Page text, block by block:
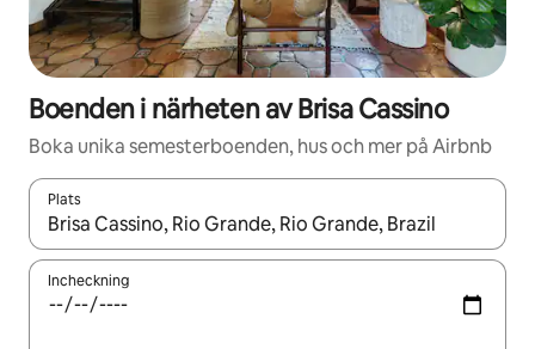
Boenden i närheten av Brisa Cassino
Boka unika semesterboenden, hus och mer på Airbnb
Plats
När resultaten är tillgängliga kan du navigera med upp- och
Incheckning